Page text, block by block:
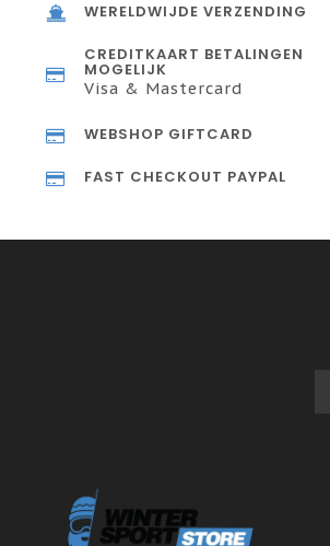
WERELDWIJDE VERZENDING
CREDITKAART BETALINGEN
MOGELIJK
Visa & Mastercard
WEBSHOP GIFTCARD
FAST CHECKOUT PAYPAL